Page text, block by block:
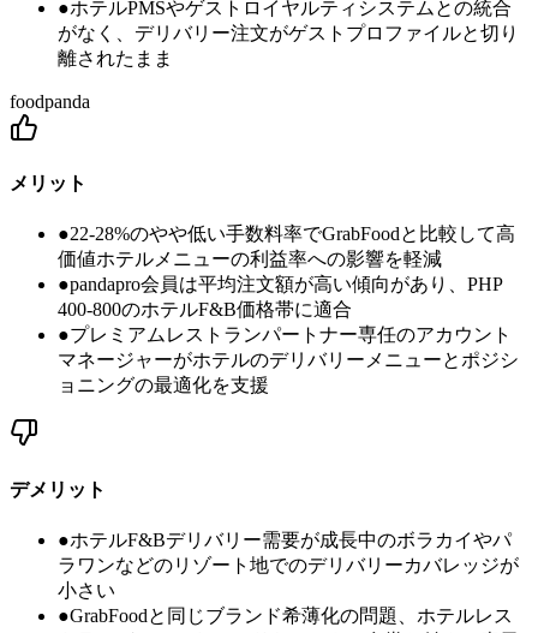
●ホテルPMSやゲストロイヤルティシステムとの統合
がなく、デリバリー注文がゲストプロファイルと切り
離されたまま
foodpanda
メリット
●22-28%のやや低い手数料率でGrabFoodと比較して高
価値ホテルメニューの利益率への影響を軽減
●pandapro会員は平均注文額が高い傾向があり、PHP
400-800のホテルF&B価格帯に適合
●プレミアムレストランパートナー専任のアカウント
マネージャーがホテルのデリバリーメニューとポジシ
ョニングの最適化を支援
デメリット
●ホテルF&Bデリバリー需要が成長中のボラカイやパ
ラワンなどのリゾート地でのデリバリーカバレッジが
小さい
●GrabFoodと同じブランド希薄化の問題、ホテルレス